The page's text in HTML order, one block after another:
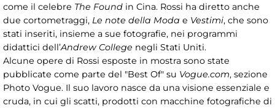
come il celebre The Found in Cina. Rossi ha diretto anche
due cortometraggi, Le note della Moda e Vestimi, che sono
stati inseriti, insieme a sue fotografie, nei programmi
didattici dell’Andrew College negli Stati Uniti.
Alcune opere di Rossi esposte in mostra sono state
pubblicate come parte del "Best Of" su Vogue.com, sezione
Photo Vogue. Il suo lavoro nasce da una visione essenziale e
cruda, in cui gli scatti, prodotti con macchine fotografiche di